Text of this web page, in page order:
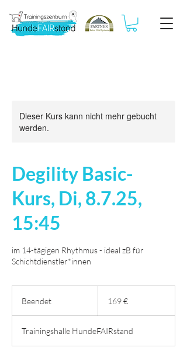
Dieser Kurs kann nicht mehr gebucht
werden.
Degility Basic-
Kurs, Di, 8.7.25,
15:45
im 14-tägigen Rhythmus - ideal zB für
Schichtdienstler*innen
Beendet
n
d
169 €
Trainingshalle HundeFAIRstand